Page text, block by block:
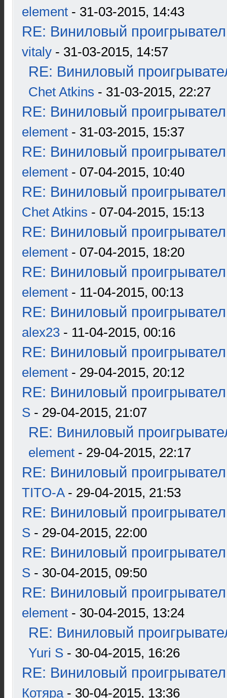
element - 31-03-2015, 14:43
RE: Виниловый
vitaly - 31-03-2015, 14:57
RE: Виниловый
Chet Atkins - 31-03-2015, 22:27
RE: Виниловый
element - 31-03-2015, 15:37
RE: Виниловый
element - 07-04-2015, 10:40
RE: Виниловый
Chet Atkins - 07-04-2015, 15:13
RE: Виниловый
element - 07-04-2015, 18:20
RE: Виниловый
element - 11-04-2015, 00:13
RE: Виниловый
alex23 - 11-04-2015, 00:16
RE: Виниловый
element - 29-04-2015, 20:12
RE: Виниловый
S - 29-04-2015, 21:07
RE: Виниловый
element - 29-04-2015, 22:17
RE: Виниловый
TITO-A- 29-04-2015, 21:53
RE: Виниловый
S - 29-04-2015, 22:00
RE: Виниловый
S - 30-04-2015, 09:50
RE: Виниловый
element - 30-04-2015, 13:24
RE: Виниловый
Yuri S - 30-04-2015, 16:26
RE: Виниловый
Котяра- 30-04-2015, 13:36